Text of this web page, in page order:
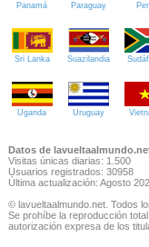
Panamá Paraguay
Sri Lanka Suazilandia
Uganda Uruguay
Datos de
Visitas únicas diarias: 1.500
Usuarios registrados: 30958
Última actualización: Agosto
© lavueltaalmundo.net. Todos
Se prohíbe la reproducción
autorización expresa de los